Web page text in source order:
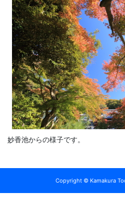
妙香池からの様子です。
Copyright © Kamakura